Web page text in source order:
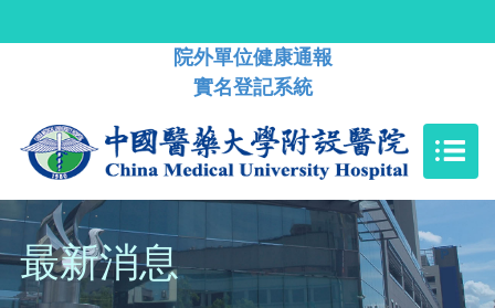
院外單位健康通報
實名登記系統
最新消息